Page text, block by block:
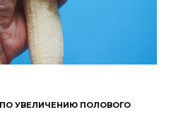
УВЕЛИЧЕНИЮ ПОЛОВОГО